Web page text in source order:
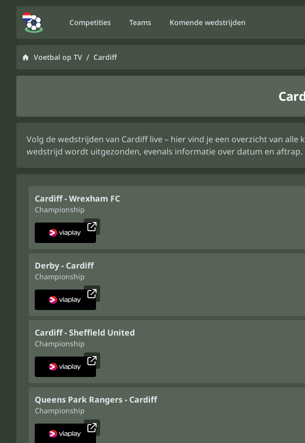
Competities Teams Komende wedstrijden
Voetbal op TV / Cardiff
Volg de wedstrijden van Cardiff live – hier vind je een overzicht van
wedstrijd wordt uitgezonden, evenals informatie over datum en aftrap.
Cardiff - Wrexham FC
Championship
Derby - Cardiff
Championship
Cardiff - Sheffield United
Championship
Queens Park Rangers - Cardiff
Championship